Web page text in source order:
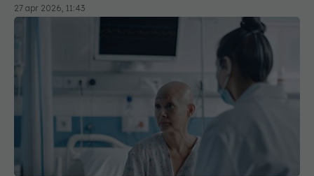
27 apr 2026, 11:43